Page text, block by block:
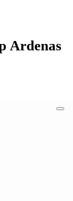
Ardenas